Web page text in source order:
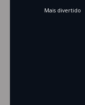
Mais divertido